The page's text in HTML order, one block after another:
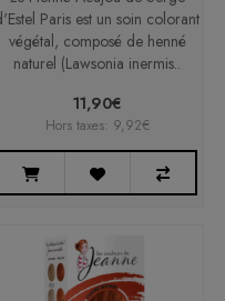
Paris est un soin colorant
végétal, composé de henné
naturel (Lawsonia inermis..
11,90€
Hors taxes: 9,92€